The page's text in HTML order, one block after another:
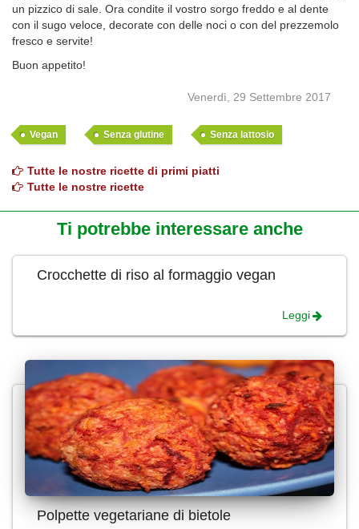
un pizzico di sale. Ora condite il vostro sorgo freddo e al dente
con il sugo veloce, decorate con delle noci o con del prezzemolo
fresco e servite!
Buon appetito!
Venerdì, 29 Settembre 2017
Vegan Senza glutine Senza lattosio
Tutte le nostre ricette di primi piatti
Tutte le nostre ricette
Ti potrebbe interessare anche
Crocchette di riso al formaggio vegan
Leggi
Polpette vegetariane di bietole